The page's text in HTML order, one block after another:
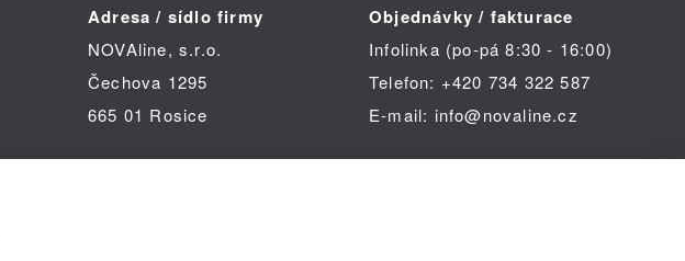
Adresa / sídlo firmy
NOVAline, s.r.o.
Čechova 1295
665 01 Rosice
Objednávky / fakturace
Infolinka (po-pá 8:30 - 16:00)
Telefon: +420 734 322 587
E-mail: info@novaline.cz